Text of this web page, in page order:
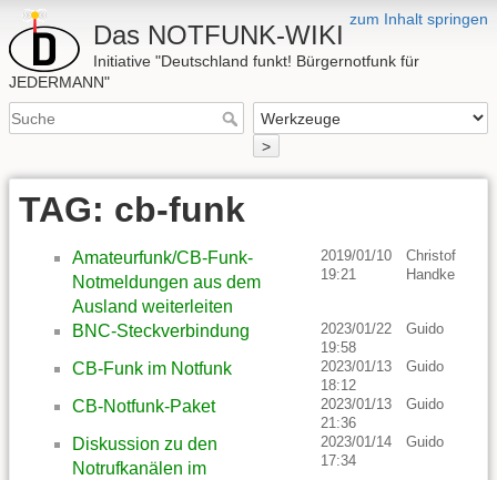
zum Inhalt springen
Das NOTFUNK-WIKI
Initiative "Deutschland funkt! Bürgernotfunk für
JEDERMANN"
>
TAG: cb-funk
Amateurfunk/CB-Funk-
Notmeldungen aus dem
Ausland weiterleiten
2019/01/10
19:21
Christof
Handke
BNC-Steckverbindung
2023/01/22
19:58
Guido
CB-Funk im Notfunk
2023/01/13
18:12
Guido
CB-Notfunk-Paket
2023/01/13
21:36
Guido
Diskussion zu den
Notrufkanälen im
2023/01/14
17:34
Guido